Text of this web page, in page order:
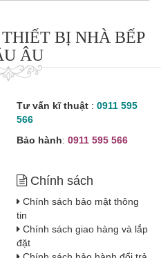
BỊ NHÀ BẾP
ÂU
Tư vấn kĩ thuật : 0911 595
566
Bảo hành: 0911 595 566
Chính sách
Chính sách bảo mật thông
tin
Chính sách giao hàng và lắp
đặt